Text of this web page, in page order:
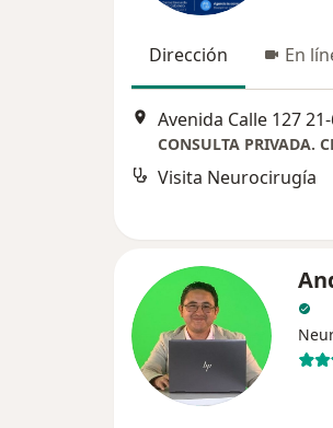
Dirección En
Visita Neurocirugía